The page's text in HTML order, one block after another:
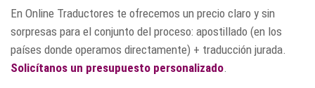
En Online Traductores te ofrecemos un precio claro y sin
sorpresas para el conjunto del proceso: apostillado (en los
países donde operamos directamente) + traducción jurada.
Solicítanos un presupuesto personalizado.